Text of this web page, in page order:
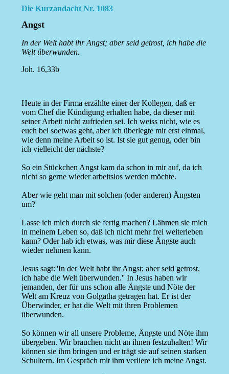
Die Kurzandacht Nr. 1083
Angst
In der Welt habt ihr Angst; aber seid getrost, ich habe die
Welt überwunden.
Joh. 16,33b
Heute in der Firma erzählte einer der Kollegen, daß er
vom Chef die Kündigung erhalten habe, da dieser mit
seiner Arbeit nicht zufrieden sei. Ich weiss nicht, wie es
euch bei soetwas geht, aber ich überlegte mir erst einmal,
wie denn meine Arbeit so ist. Ist sie gut genug, oder bin
ich vielleicht der nächste?
So ein Stückchen Angst kam da schon in mir auf, da ich
nicht so gerne wieder arbeitslos werden möchte.
Aber wie geht man mit solchen (oder anderen) Ängsten
um?
Lasse ich mich durch sie fertig machen? Lähmen sie mich
in meinem Leben so, daß ich nicht mehr frei weiterleben
kann? Oder hab ich etwas, was mir diese Ängste auch
wieder nehmen kann.
Jesus sagt:''In der Welt habt ihr Angst; aber seid getrost,
ich habe die Welt überwunden.'' In Jesus haben wir
jemanden, der für uns schon alle Ängste und Nöte der
Welt am Kreuz von Golgatha getragen hat. Er ist der
Überwinder, er hat die Welt mit ihren Problemen
überwunden.
So können wir all unsere Probleme, Ängste und Nöte ihm
übergeben. Wir brauchen nicht an ihnen festzuhalten! Wir
können sie ihm bringen und er trägt sie auf seinen starken
Schultern. Im Gespräch mit ihm verliere ich meine Angst.